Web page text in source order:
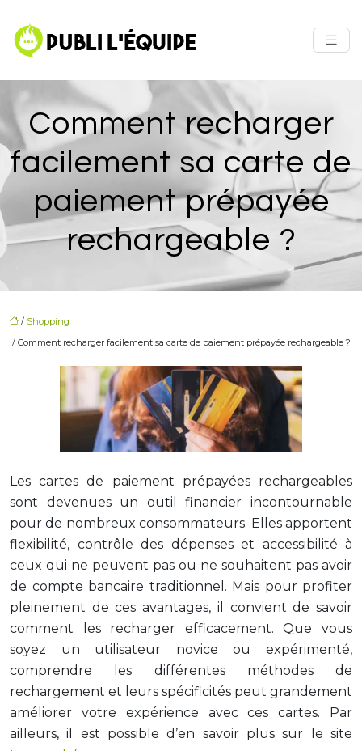
Comment recharger
facilement sa carte de
paiement prépayée
rechargeable ?
/ Shopping
/ Comment recharger facilement sa carte de paiement prépayée rechargeable ?
Les cartes de paiement prépayées rechargeables
sont devenues un outil financier incontournable
pour de nombreux consommateurs. Elles apportent
flexibilité, contrôle des dépenses et accessibilité à
ceux qui ne peuvent pas ou ne souhaitent pas avoir
de compte bancaire traditionnel. Mais pour profiter
pleinement de ces avantages, il convient de savoir
comment les recharger efficacement. Que vous
soyez un utilisateur novice ou expérimenté,
comprendre les différentes méthodes de
rechargement et leurs spécificités peut grandement
améliorer votre expérience avec ces cartes. Par
ailleurs, il est possible d’en savoir plus sur le site